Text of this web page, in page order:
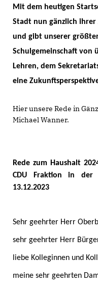
Mit dem heutigen
Stadt nun gänzlich
und gibt unserer
Schulgemeinschaft von
Lehren, dem
eine
Hier unsere Rede in
Michael Wanner.
Rede zum Haushalt
CDU Fraktion in der
13.12.2023
Sehr geehrter Herr
sehr geehrter Herr
liebe Kolleginnen und
meine sehr geehrten